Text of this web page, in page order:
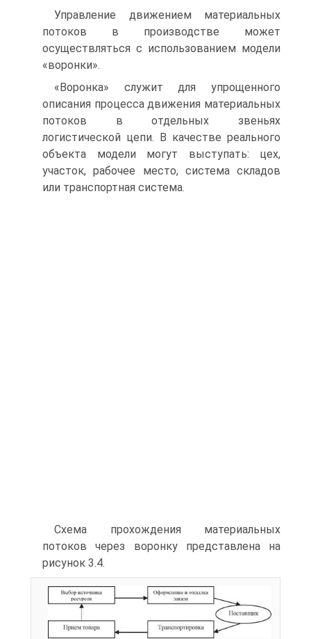
Управление движением материальных
потоков в производстве может
осуществляться с использованием модели
«воронки».
«Воронка» служит для упрощенного
описания процесса движения материальных
потоков в отдельных звеньях
логистической цепи. В качестве реального
объекта модели могут выступать: цех,
участок, рабочее место, система складов
или транспортная система.
Схема прохождения материальных
потоков через воронку представлена на
рисунок 3.4.